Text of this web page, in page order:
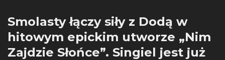
Smolasty łączy siły z Dodą w
hitowym epickim utworze „Nim
Zajdzie Słońce”. Singiel jest już